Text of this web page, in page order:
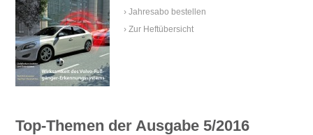
› Jahresabo bestellen
› Zur Heftübersicht
Top-Themen der Ausgabe 5/2016